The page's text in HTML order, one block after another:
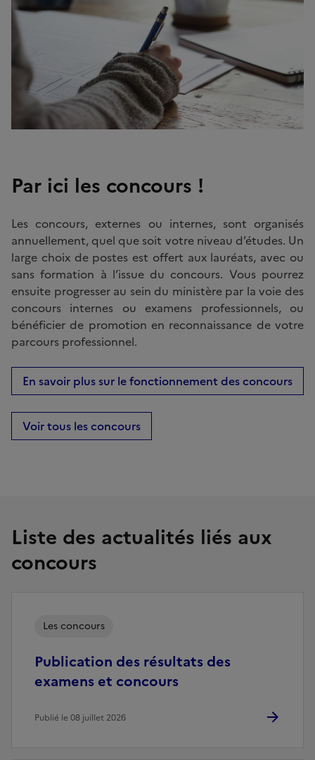
Par ici les concours !
Les concours, externes ou internes, sont organisés
annuellement, quel que soit votre niveau d’études. Un
large choix de postes est offert aux lauréats, avec ou
sans formation à l’issue du concours. Vous pourrez
ensuite progresser au sein du ministère par la voie des
concours internes ou examens professionnels, ou
bénéficier de promotion en reconnaissance de votre
parcours professionnel.
En savoir plus sur le fonctionnement des concours
Voir tous les concours
Liste des actualités liés aux
concours
Publication des résultats des
examens et concours
Les concours
Publié le 08 juillet 2026